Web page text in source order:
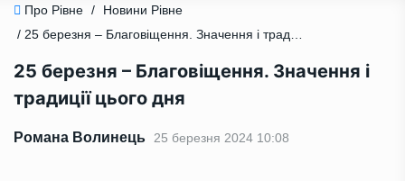
Про Рівне /
Новини Рівне
/ 25 березня – Благовіщення. Значення і традиції цього дня
25 березня – Благовіщення. Значення і
традиції цього дня
Романа Волинець 25 березня 2024 10:08